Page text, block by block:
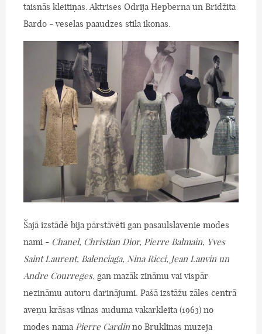
taisnās kleitiņas. Aktrises Odrija Hepberna un Bridžita
Bardo - veselas paaudzes stila ikonas.
Šajā izstādē bija pārstāvēti gan pasaulslavenie modes
nami - Chanel, Christian Dior, Pierre Balmain, Yves
Saint Laurent, Balenciaga, Nina Ricci, Jean Lanvin un
Andre Courreges, gan mazāk zināmu vai vispār
nezināmu autoru darinājumi. Pašā izstāžu zāles centrā
aveņu krāsas vilnas auduma vakarkleita (1963) no
modes nama Pierre Cardin no Bruklinas muzeja